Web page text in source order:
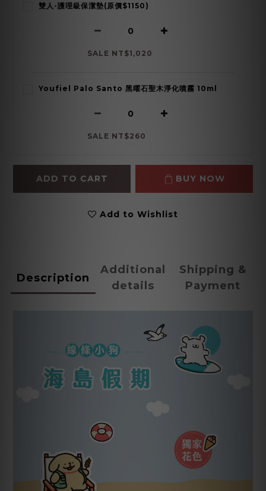
雙人-護理級保潔墊(原價$1150)
SALE NT$1,020
Youfiel Palo Santo 黑曜石聖木淨化噴霧 10ml
SALE NT$260
ADD TO CART BUY NOW
Add to Wishlist
Description
Additional
details
Shipping &
Payment